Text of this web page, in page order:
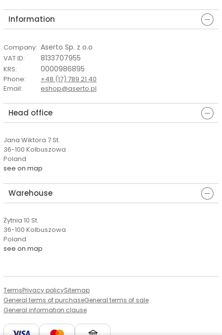
Information
Company: Aserto Sp. z o.o
VAT ID: 8133707955
KRS: 0000986895
Phone:
+48 (17) 789 21 40
Email: eshop@aserto.pl
Head office
Jana Wiktora 7 St.
36-100 Kolbuszowa
Poland
see on map
Warehouse
Żytnia 10 St.
36-100 Kolbuszowa
Poland
see on map
TermsPrivacy policySitemap
General terms of purchaseGeneral terms of sale
General information clause